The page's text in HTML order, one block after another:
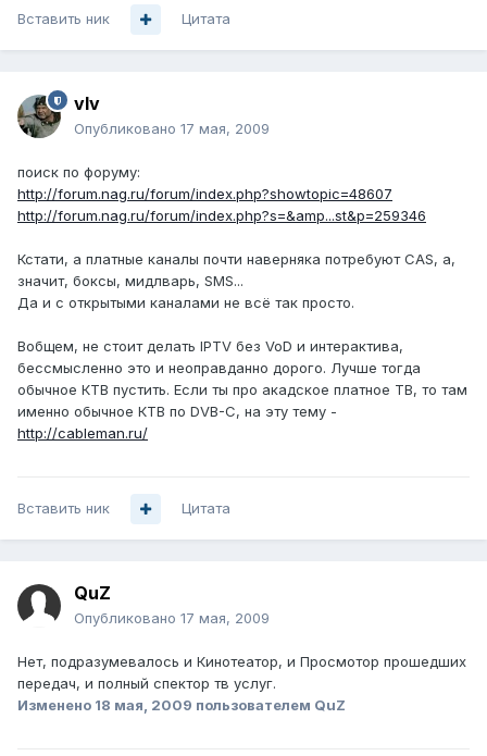
Вставить ник Цитата
vIv
Опубликовано 17 мая, 2009
поиск по форуму:
http://forum.nag.ru/forum/index.php?showtopic=48607
http://forum.nag.ru/forum/index.php?s=&amp...st&p=259346
Кстати, а платные каналы почти наверняка потребуют CAS, а,
значит, боксы, мидлварь, SMS...
Да и с открытыми каналами не всё так просто.
Вобщем, не стоит делать IPTV без VoD и интерактива,
бессмысленно это и неоправданно дорого. Лучше тогда
обычное КТВ пустить. Если ты про акадское платное ТВ, то там
именно обычное КТВ по DVB-C, на эту тему -
http://cableman.ru/
Вставить ник Цитата
QuZ
Опубликовано 17 мая, 2009
Нет, подразумевалось и Кинотеатор, и Просмотор прошедших
передач, и полный спектор тв услуг.
Изменено 18 мая, 2009 пользователем QuZ